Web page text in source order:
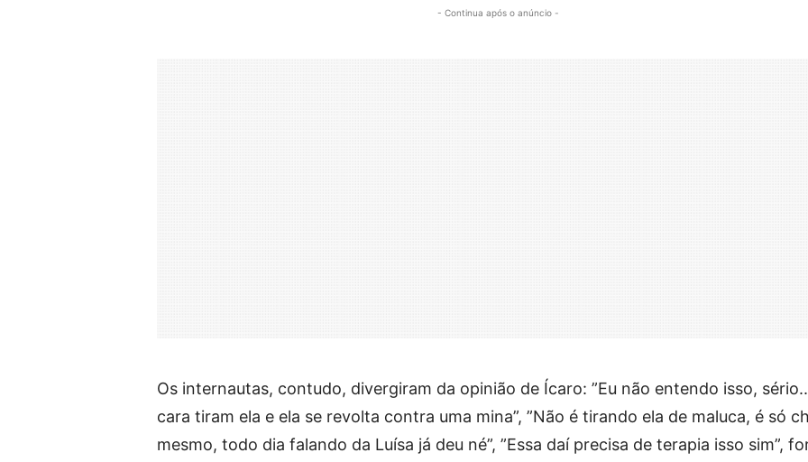
- Continua após o anúncio -
Os internautas, contudo, divergiram da opinião de Ícaro: ”Eu não entendo isso,
cara tiram ela e ela se revolta contra uma mina”, ”Não é tirando ela de maluca, é só
mesmo, todo dia falando da Luísa já deu né”, ”Essa daí precisa de terapia isso sim”,